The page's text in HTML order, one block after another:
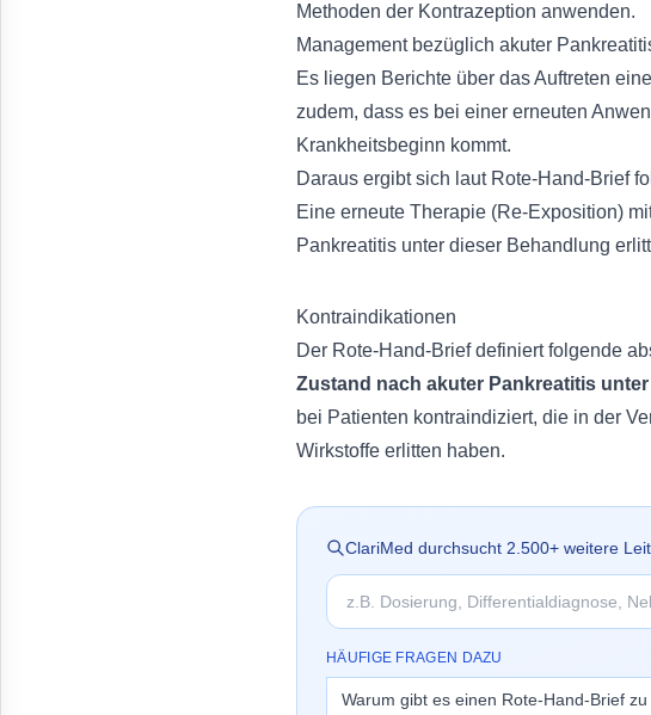
Methoden der Kontrazeption anwenden.
Management bezüglich akuter
Es liegen Berichte über das Auftreten
zudem, dass es bei einer erneuten
Krankheitsbeginn kommt.
Daraus ergibt sich laut Rote-Hand-Brief
Eine erneute Therapie (Re-Exposition)
Pankreatitis unter dieser Behandlung
Kontraindikationen
Der Rote-Hand-Brief definiert folgende
Zustand nach akuter Pankreatitis
bei Patienten kontraindiziert, die in der
Wirkstoffe erlitten haben.
ClariMed durchsucht 2.500+ weitere
HÄUFIGE FRAGEN DAZU
Warum gibt es einen Rote-Hand-Brief